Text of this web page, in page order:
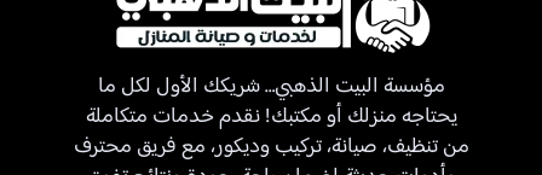
مؤسسة البيت الذهبي… شريكك الأول لكل ما
يحتاجه منزلك أو مكتبك! نقدم خدمات متكاملة
من تنظيف، صيانة، تركيب وديكور، مع فريق محترف